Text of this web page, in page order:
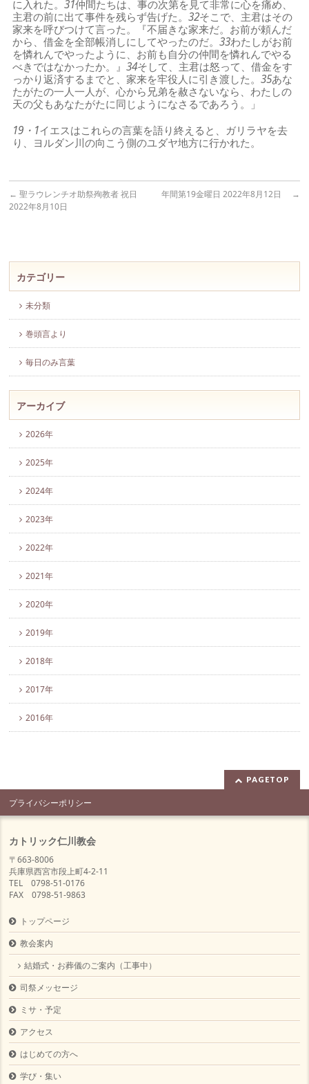
に入れた。31仲間たちは、事の次第を見て非常に心を痛め、
主君の前に出て事件を残らず告げた。32そこで、主君はその
家来を呼びつけて言った。『不届きな家来だ。お前が頼んだ
から、借金を全部帳消しにしてやったのだ。33わたしがお前
を憐れんでやったように、お前も自分の仲間を憐れんでやる
べきではなかったか。』34そして、主君は怒って、借金をす
っかり返済するまでと、家来を牢役人に引き渡した。35あな
たがたの一人一人が、心から兄弟を赦さないなら、わたしの
天の父もあなたがたに同じようになさるであろう。」
19・1イエスはこれらの言葉を語り終えると、ガリラヤを去
り、ヨルダン川の向こう側のユダヤ地方に行かれた。
← 聖ラウレンチオ助祭殉教者 祝日
2022年8月10日
年間第19金曜日 2022年8月12日 →
カテゴリー
未分類
巻頭言より
毎日のみ言葉
アーカイブ
2026年
2025年
2024年
2023年
2022年
2021年
2020年
2019年
2018年
2017年
2016年
PAGETOP
プライバシーポリシー
カトリック仁川教会
〒663-8006
兵庫県西宮市段上町4-2-11
TEL 0798-51-0176
FAX 0798-51-9863
トップページ
教会案内
結婚式・お葬儀のご案内（工事中）
司祭メッセージ
ミサ・予定
アクセス
はじめての方へ
学び・集い